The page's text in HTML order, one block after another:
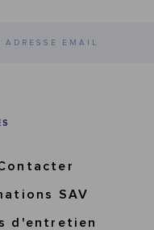
SAV
d'entretien